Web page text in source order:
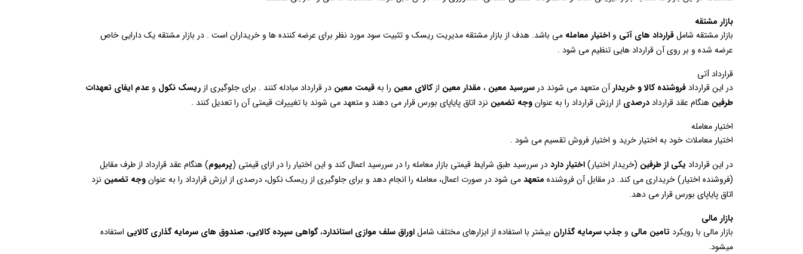
بازار مشتقه
بازار مشتقه شاملقرارداد های آتی و اختیار معامله می باشد. هدف از بازار مشتقه مدیریت ریسک و تثبیت سود مورد نظر برای عرضه کننده ها و خریداران است . در بازار مشتقه یک دارایی خاص
عرضه شده و بر روی آن قرارداد هایی تنظیم می شود .
قرارداد آتی
در این قراردادفروشنده کالا و خریدارآن متعهد می شوند در سررسید معین ، مقدار معین ازکالای معین را بهقیمت معین در قرارداد مبادله کنند . برای جلوگیری از ریسک نکول و عدم ایفای تعهدات
طرفین هنگام عقد قرارداددرصدی از ارزش قرارداد را به عنوانوجه تضمین نزد اتاق پایاپای بورس قرار می دهند و متعهد می شوند با تغییرات قیمتی آن را تعدیل کنند .
اختیار معامله
اختیار معاملات خود به اختیار خرید و اختیار فروش تقسیم می شود .
در این قرارداد یکی از طرفین (خریدار اختیار)اختیار دارددر سررسید طبق شرایط قیمتی بازار معامله را در سررسید اعمال کند و این اختیار را در ازای قیمتی (پرمیوم) هنگام عقد قرارداد از طرف مقابل
(فروشنده اختیار) خریداری می کند. در مقابل آن فروشنده متعهدمی شود در صورت اعمال، معامله را انجام دهد و برای جلوگیری از ریسک نکول، درصدی از ارزش قرارداد را به عنوانوجه تضمین نزد
اتاق پایاپای بورس قرار می دهد.
بازار مالی
بازار مالی با رویکرد تامین مالی و جذب سرمایه گذاران بیشتر با استفاده از ابزارهای مختلف شاملاوراق سلف موازی استاندارد،گواهی سپرده کالایی،صندوق های سرمایه گذاری کالایی استفاده
میشود.